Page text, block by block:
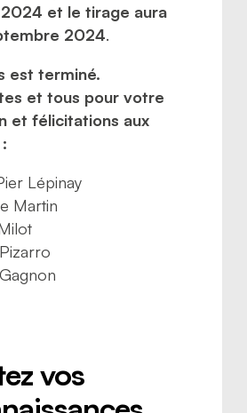
et le tirage aura
2024.
est terminé.
et tous pour votre
et félicitations aux
Lépinay
Martin
vos